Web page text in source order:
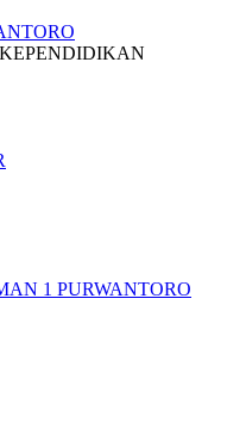
1 PURWANTORO